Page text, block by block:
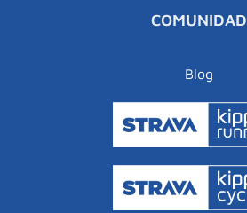
COMUNIDAD
Blog